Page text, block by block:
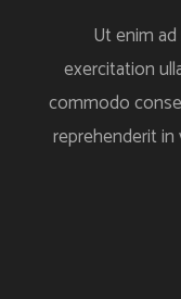
Ut enim
exercitation
commodo
reprehenderit